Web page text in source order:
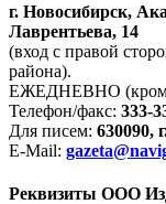
г. Новосибирск,
Лаврентьева, 14
(вход с правой
района).
ЕЖЕДНЕВНО (кроме
Телефон/факс: 333-
Для писем: 630090,
E-Mail:
Реквизиты ООО